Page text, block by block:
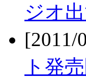
ジオ
ト発